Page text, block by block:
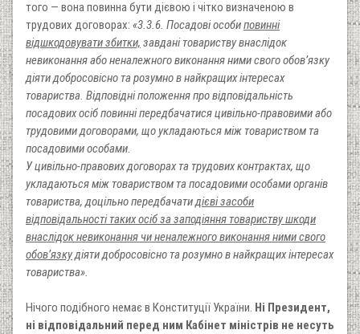
того — вона повинна бути дієвою і чітко визначеною в
трудових договорах: «3.3.6. Посадові особиповинні
відшкодовувати збитки, завдані товариству внаслідок
невиконання або неналежного виконання ними свого обов’язку
діяти добросовісно та розумно в найкращих інтересах
товариства. Відповідні положення про відповідальність
посадових осіб повинні передбачатися цивільно-правовими або
трудовими договорами, що укладаються між товариством та
посадовими особами.
У цивільно-правових договорах та трудових контрактах, що
укладаються між товариством та посадовими особами органів
товариства, доцільно передбачатидієві засоби
відповідальності таких осіб за заподіяння товариству шкоди
внаслідок невиконання чи неналежного виконання ними свого
обов’язкудіяти добросовісно та розумно в найкращих інтересах
товариства».
Нічого подібного немає в Конституції України. Ні Президент,
ні відповідальний перед ним Кабінет міністрів не несуть